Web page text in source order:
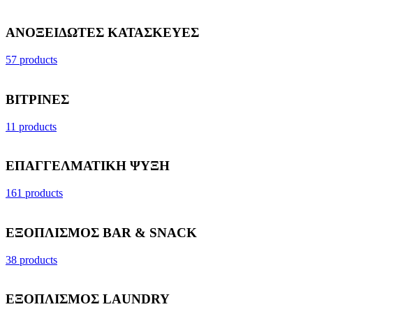
ΑΝΟΞΕΙΔΩΤΕΣ ΚΑΤΑΣΚΕΥΕΣ
57 products
ΒΙΤΡΙΝΕΣ
11 products
ΕΠΑΓΓΕΛΜΑΤΙΚΗ ΨΥΞΗ
161 products
ΕΞΟΠΛΙΣΜΟΣ BAR & SNACK
38 products
ΕΞΟΠΛΙΣΜΟΣ LAUNDRY